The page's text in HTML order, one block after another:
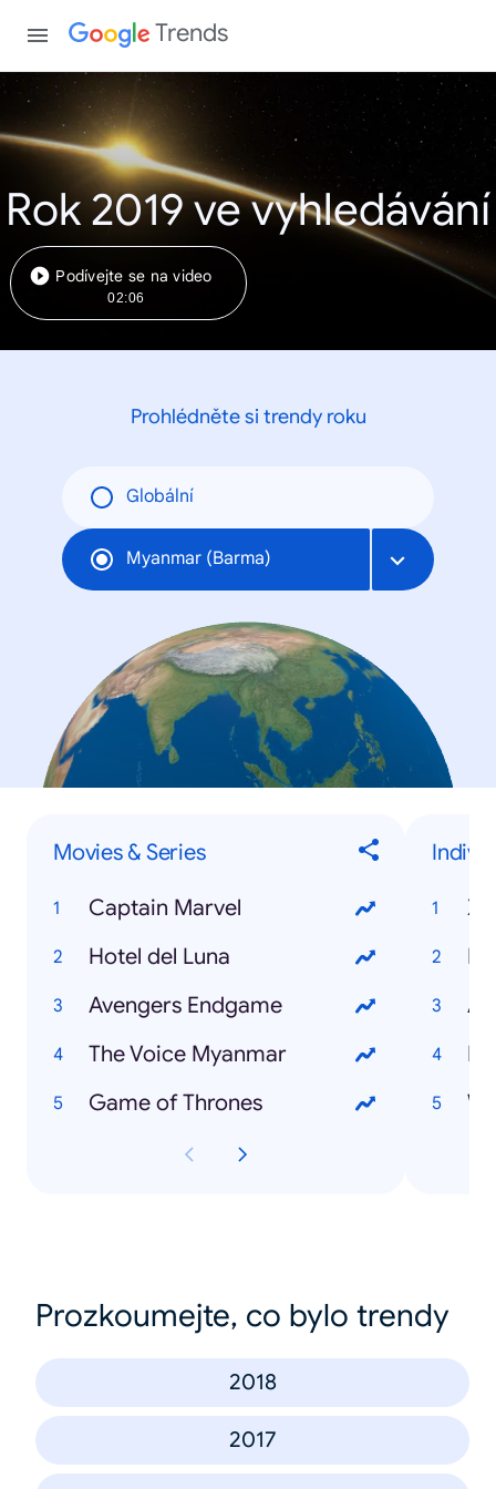
Trends
Rok 2019 ve vyhledávání
Podívejte se na video
02:06
Prohlédněte si trendy roku
Globální
Myanmar (Barma)
Movies & Series
Captain Marvel
Hotel del Luna
Avengers Endgame
The Voice Myanmar
Game of Thrones
Prozkoumejte, co bylo trendy
2018
2017